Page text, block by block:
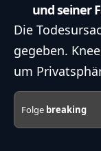
und seiner
Die
gegeben.
um
Folge breaking